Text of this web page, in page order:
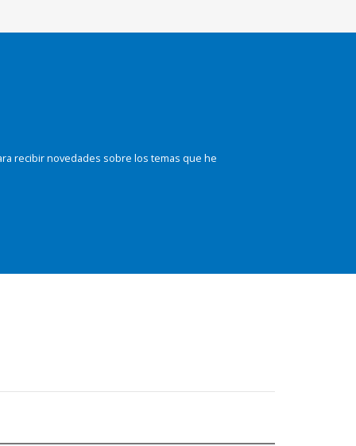
recibir novedades sobre los temas que he